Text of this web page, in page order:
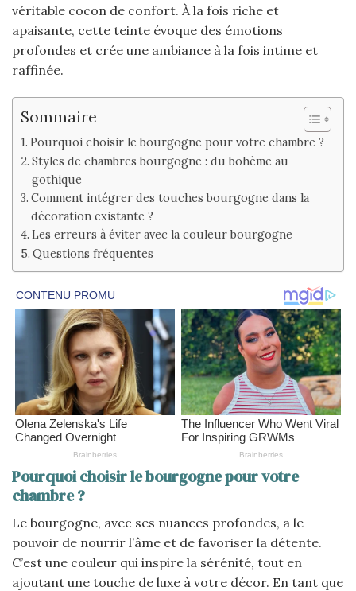
véritable cocon de confort. À la fois riche et
apaisante, cette teinte évoque des émotions
profondes et crée une ambiance à la fois intime et
raffinée.
Sommaire
Pourquoi choisir le bourgogne pour votre chambre ?
Styles de chambres bourgogne : du bohème au
gothique
Comment intégrer des touches bourgogne dans la
décoration existante ?
Les erreurs à éviter avec la couleur bourgogne
Questions fréquentes
Pourquoi choisir le bourgogne pour votre
chambre ?
Le bourgogne, avec ses nuances profondes, a le
pouvoir de nourrir l’âme et de favoriser la détente.
C’est une couleur qui inspire la sérénité, tout en
ajoutant une touche de luxe à votre décor. En tant que